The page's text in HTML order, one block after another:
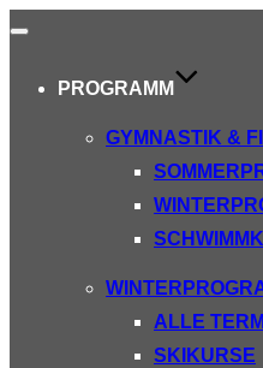
Navigation
PROGRAMM
GYMNASTIK &
ALLE
SKIKURSE